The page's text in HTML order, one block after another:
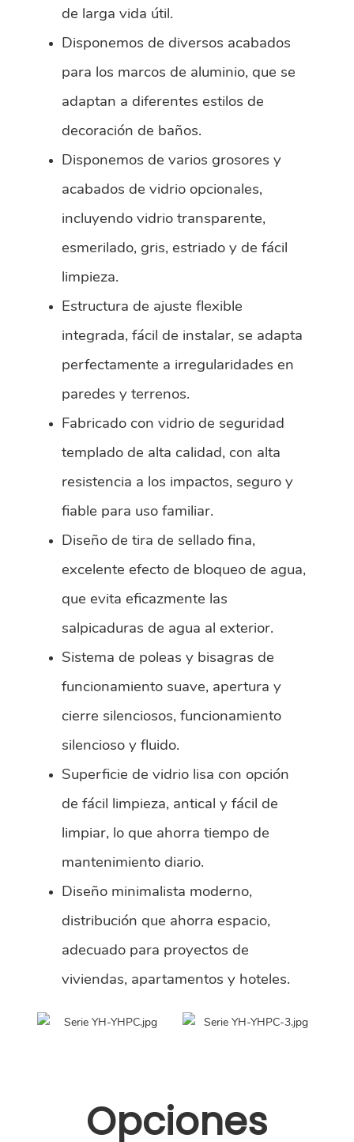
de larga vida útil.
Disponemos de diversos acabados
para los marcos de aluminio, que se
adaptan a diferentes estilos de
decoración de baños.
Disponemos de varios grosores y
acabados de vidrio opcionales,
incluyendo vidrio transparente,
esmerilado, gris, estriado y de fácil
limpieza.
Estructura de ajuste flexible
integrada, fácil de instalar, se adapta
perfectamente a irregularidades en
paredes y terrenos.
Fabricado con vidrio de seguridad
templado de alta calidad, con alta
resistencia a los impactos, seguro y
fiable para uso familiar.
Diseño de tira de sellado fina,
excelente efecto de bloqueo de agua,
que evita eficazmente las
salpicaduras de agua al exterior.
Sistema de poleas y bisagras de
funcionamiento suave, apertura y
cierre silenciosos, funcionamiento
silencioso y fluido.
Superficie de vidrio lisa con opción
de fácil limpieza, antical y fácil de
limpiar, lo que ahorra tiempo de
mantenimiento diario.
Diseño minimalista moderno,
distribución que ahorra espacio,
adecuado para proyectos de
viviendas, apartamentos y hoteles.
Opciones